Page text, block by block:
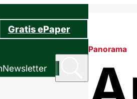
Gratis ePaper
Newsletter
Panorama